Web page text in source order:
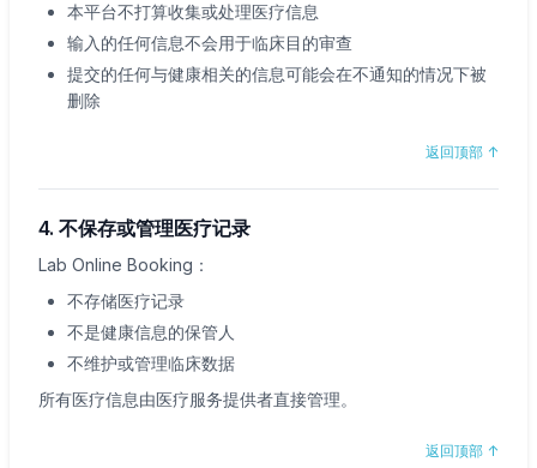
本平台不打算收集或处理医疗信息
输入的任何信息不会用于临床目的审查
提交的任何与健康相关的信息可能会在不通知的情况下被
删除
返回顶部 ↑
4. 不保存或管理医疗记录
Lab Online Booking：
不存储医疗记录
不是健康信息的保管人
不维护或管理临床数据
所有医疗信息由医疗服务提供者直接管理。
返回顶部 ↑